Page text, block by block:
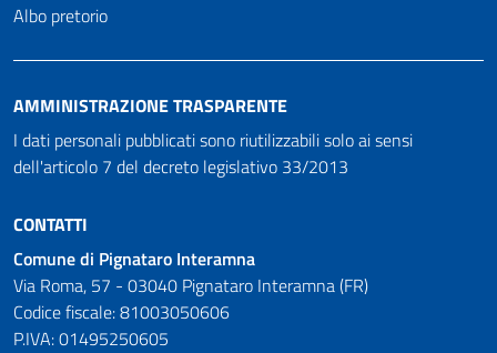
Albo pretorio
AMMINISTRAZIONE TRASPARENTE
I dati personali pubblicati sono riutilizzabili solo ai sensi
dell'articolo 7 del decreto legislativo 33/2013
CONTATTI
Comune di Pignataro Interamna
Via Roma, 57 - 03040 Pignataro Interamna (FR)
Codice fiscale: 81003050606
P.IVA: 01495250605